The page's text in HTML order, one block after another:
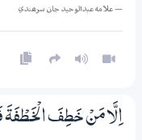
— علامه عبدالوحيد جان سرھندي
اِلَّا مَنْ خَطِفَ الْخَــطْفَةَ